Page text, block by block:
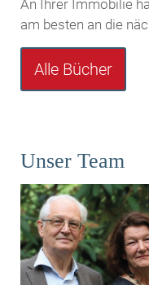
An Ihrer Immobilie
am besten an die
Alle Bücher
Unser Team